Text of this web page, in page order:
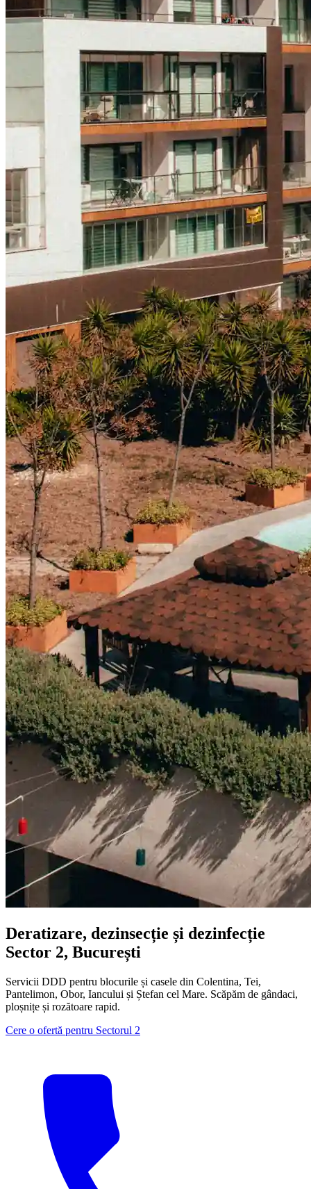
Deratizare, dezinsecție și dezinfecție
Sector 2, București
Servicii DDD pentru blocurile și casele din Colentina, Tei,
Pantelimon, Obor, Iancului și Ștefan cel Mare. Scăpăm de gândaci,
ploșnițe și rozătoare rapid.
Cere o ofertă pentru Sectorul 2